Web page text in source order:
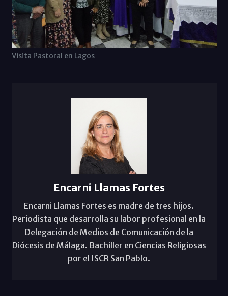
Visita Pastoral en Lagos
Encarni Llamas Fortes
Encarni Llamas Fortes es madre de tres hijos.
Periodista que desarrolla su labor profesional en la
Delegación de Medios de Comunicación de la
Diócesis de Málaga. Bachiller en Ciencias Religiosas
por el ISCR San Pablo.